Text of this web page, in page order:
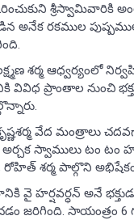
శ్రీస్వామివారికి
అనేక రకముల
లక్ష్మణ శర్మ ఆధ్వర్యంలో
వివిధ ప్రాంతాల నుంచి
వేద మంత్రాలు
స్వాములు టం టం
శర్మ పాల్గొని
వై హర్షవర్ధన్ అనే
జరిగింది. సాయంత్రం 6